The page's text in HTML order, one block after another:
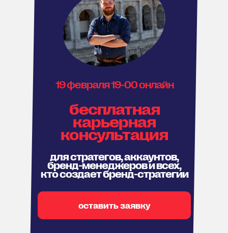
бесплатная
карьерная
консультация
оставить заявку
19 февраля 19-00 онлайн
для стратегов, аккаунтов,
бренд-менеджеров и всех,
кто создает бренд-стратегии